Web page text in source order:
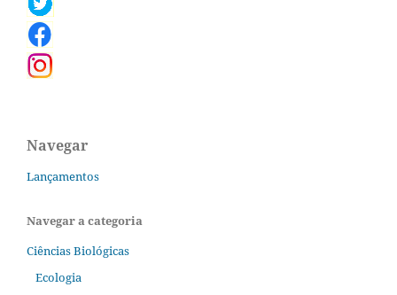
Navegar
Lançamentos
Navegar a categoria
Ciências Biológicas
Ecologia